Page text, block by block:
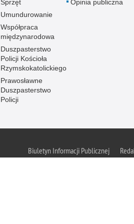
Sprzęt
Umundurowanie
Współpraca
międzynarodowa
Duszpasterstwo
Policji Kościoła
Rzymskokatolickiego
Prawosławne
Duszpasterstwo
Policji
Opinia publiczna
Biuletyn Informacji Publicznej